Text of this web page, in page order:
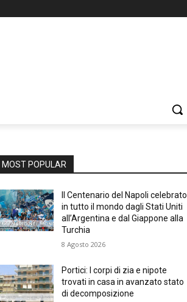
MOST POPULAR
Il Centenario del Napoli celebrato
in tutto il mondo dagli Stati Uniti
all’Argentina e dal Giappone alla
Turchia
8 Agosto 2026
Portici: I corpi di zia e nipote
trovati in casa in avanzato stato
di decomposizione